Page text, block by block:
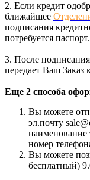
2. Если кредит
ближайшее
подписания
потребуется паспорт.
3. После
передает Ваш Заказ
Еще 2 способа
Вы можете
эл.почту
наименование
номер
Вы можете
бесплатный)